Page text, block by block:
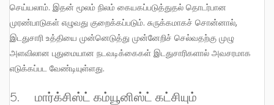
செய்யலாம். இதன் மூலம் நிலம் கையகப்படுத்துதல் தொடர்பான
முரண்பாடுகள் எழுவது குறைக்கப்படும். சுருக்கமாகச் சொன்னால்,
இடதுசாரி உத்தியை முன்னெடுத்து முன்னேறிச் செல்வதற்கு முழு
அளவிலான புதுமையான நடவடிக்கைகள் இடதுசாரிகளால் அவசரமாக
எடுக்கப்பட வேண்டியுள்ளது.
5. மார்க்சிஸ்ட் கம்யூனிஸ்ட் கட்சியும்